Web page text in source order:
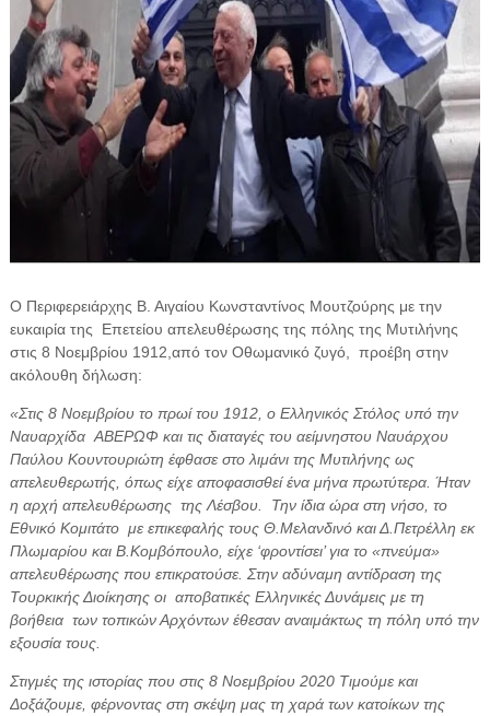
Ο Περιφερειάρχης Β. Αιγαίου Κωνσταντίνος Μουτζούρης με την
ευκαιρία της Επετείου απελευθέρωσης της πόλης της Μυτιλήνης
στις 8 Νοεμβρίου 1912,από τον Οθωμανικό ζυγό, προέβη στην
ακόλουθη δήλωση:
«Στις 8 Νοεμβρίου το πρωί του 1912, ο Ελληνικός Στόλος υπό την
Ναυαρχίδα ΑΒΕΡΩΦ και τις διαταγές του αείμνηστου Ναυάρχου
Παύλου Κουντουριώτη έφθασε στο λιμάνι της Μυτιλήνης ως
απελευθερωτής, όπως είχε αποφασισθεί ένα μήνα πρωτύτερα. Ήταν
η αρχή απελευθέρωσης της Λέσβου. Την ίδια ώρα στη νήσο, το
Εθνικό Κομιτάτο με επικεφαλής τους Θ.Μελανδινό και Δ.Πετρέλλη εκ
Πλωμαρίου και Β.Κομβόπουλο, είχε ‘φροντίσει’ για το «πνεύμα»
απελευθέρωσης που επικρατούσε. Στην αδύναμη αντίδραση της
Τουρκικής Διοίκησης οι αποβατικές Ελληνικές Δυνάμεις με τη
βοήθεια των τοπικών Αρχόντων έθεσαν αναιμάκτως τη πόλη υπό την
εξουσία τους.
Στιγμές της ιστορίας που στις 8 Νοεμβρίου 2020 Τιμούμε και
Δοξάζουμε, φέρνοντας στη σκέψη μας τη χαρά των κατοίκων της